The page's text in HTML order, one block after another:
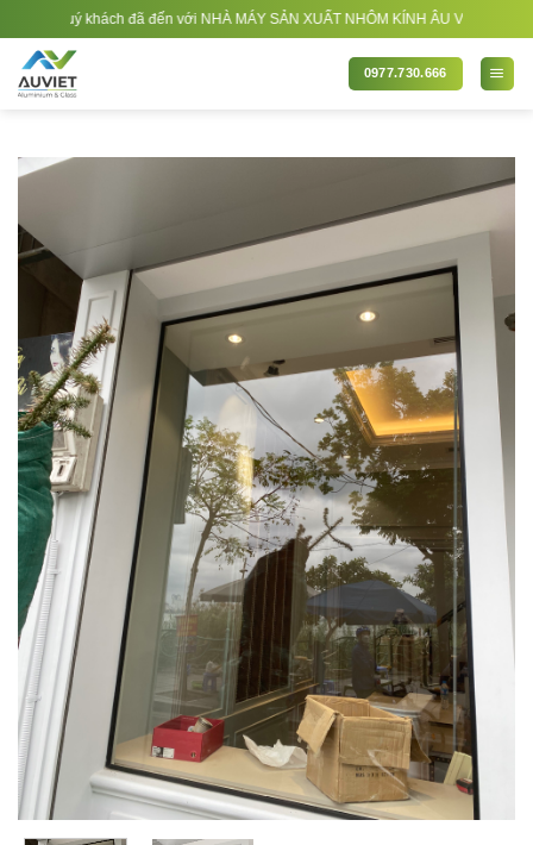
qua
nội
dung
quý khách đã đến với NHÀ MÁY SẢN XUẤT NHÔM KÍNH ÂU VIỆT. Nhà Sản
0977.730.666